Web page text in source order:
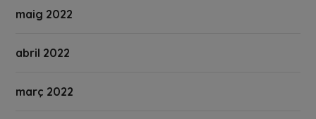
maig 2022
abril 2022
març 2022